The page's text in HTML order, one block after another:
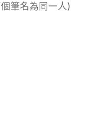
筆名為同一人)